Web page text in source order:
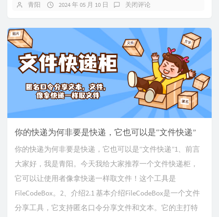
青阳 2024 年 05 月 10 日 关闭评论
你的快递为何非要是快递，它也可以是“文件快递”
你的快递为何非要是快递，它也可以是“文件快递”1、前言
大家好，我是青阳。今天我给大家推荐一个文件快递柜，
它可以让使用者像拿快递一样取文件！这个工具是
FileCodeBox。2、介绍2.1 基本介绍FileCodeBox是一个文件
分享工具，它支持匿名口令分享文件和文本。它的主打特